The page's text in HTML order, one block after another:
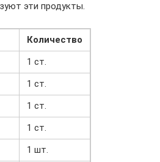
эти продукты.
Количество
1 ст.
1 ст.
1 ст.
1 ст.
1 шт.